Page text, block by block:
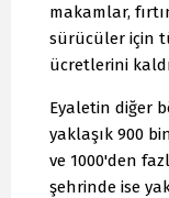
makamlar,
sürücüler için
ücretlerini
Eyaletin diğer
yaklaşık 900
ve 1000'den
şehrinde ise